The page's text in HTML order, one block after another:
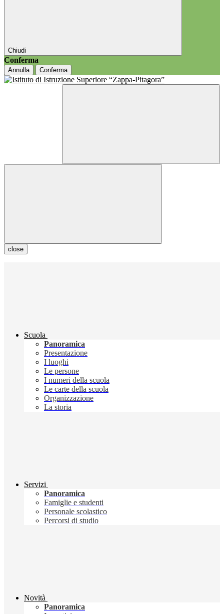
Chiudi
Conferma
Annulla Conferma
close
Scuola
Panoramica
Presentazione
I luoghi
Le persone
I numeri della scuola
Le carte della scuola
Organizzazione
La storia
Servizi
Panoramica
Famiglie e studenti
Personale scolastico
Percorsi di studio
Novità
Panoramica